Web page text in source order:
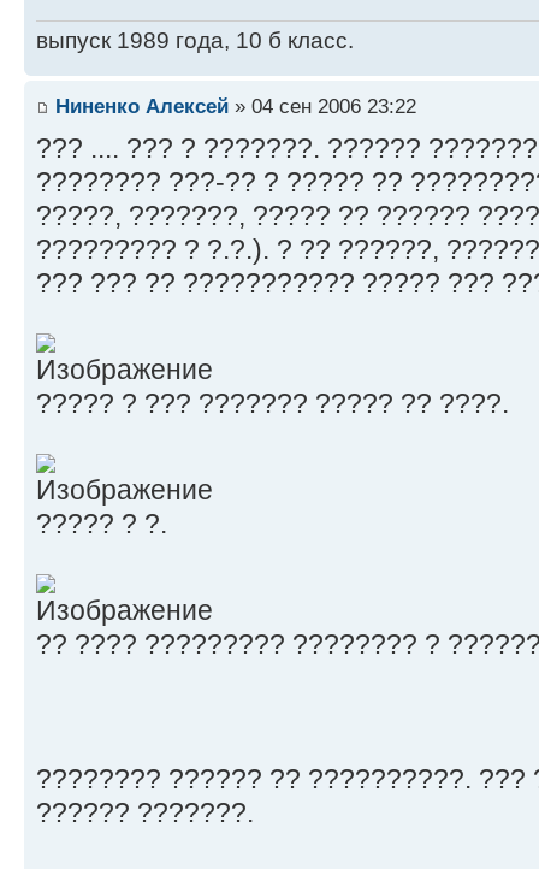
выпуск 1989 года, 10 б класс.
Ниненко Алексей » 04 сен 2006 23:22
??? .... ??? ? ???????. ??????
???????? ???-?? ? ????? ??
?????, ???????, ????? ?? ??????
????????? ? ?.?.). ? ?? ??????,
??? ??? ?? ??????????? ????? ???
????? ? ??? ??????? ????? ?? ????.
????? ? ?.
?? ???? ????????? ???????? ?
???????? ?????? ?? ??????????. ???
?????? ???????.